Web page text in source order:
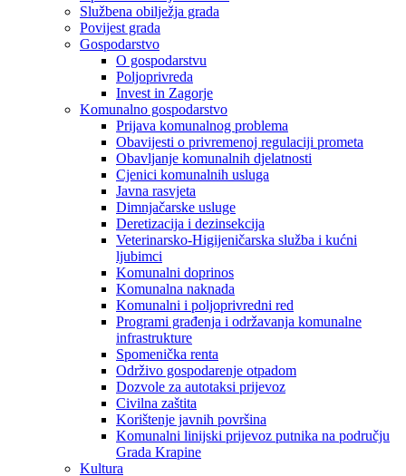
Službena obilježja grada
Povijest grada
Gospodarstvo
O gospodarstvu
Poljoprivreda
Invest in Zagorje
Komunalno gospodarstvo
Prijava komunalnog problema
Obavijesti o privremenoj regulaciji prometa
Obavljanje komunalnih djelatnosti
Cjenici komunalnih usluga
Javna rasvjeta
Dimnjačarske usluge
Deretizacija i dezinsekcija
Veterinarsko-Higijeničarska služba i kućni
ljubimci
Komunalni doprinos
Komunalna naknada
Komunalni i poljoprivredni red
Programi građenja i održavanja komunalne
infrastrukture
Spomenička renta
Održivo gospodarenje otpadom
Dozvole za autotaksi prijevoz
Civilna zaštita
Korištenje javnih površina
Komunalni linijski prijevoz putnika na području
Grada Krapine
Kultura